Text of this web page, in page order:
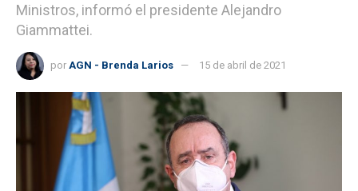
Ministros, informó el presidente Alejandro
Giammattei.
por AGN - Brenda Larios 15 de abril de 2021